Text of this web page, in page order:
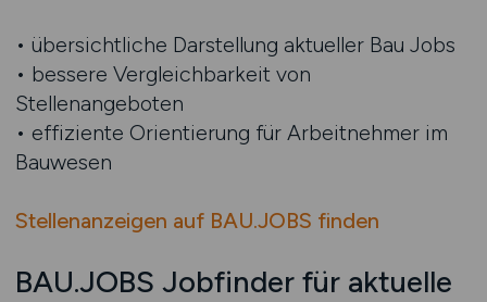
• übersichtliche Darstellung aktueller Bau Jobs
• bessere Vergleichbarkeit von
Stellenangeboten
• effiziente Orientierung für Arbeitnehmer im
Bauwesen
Stellenanzeigen auf BAU.JOBS finden
BAU.JOBS Jobfinder für aktuelle